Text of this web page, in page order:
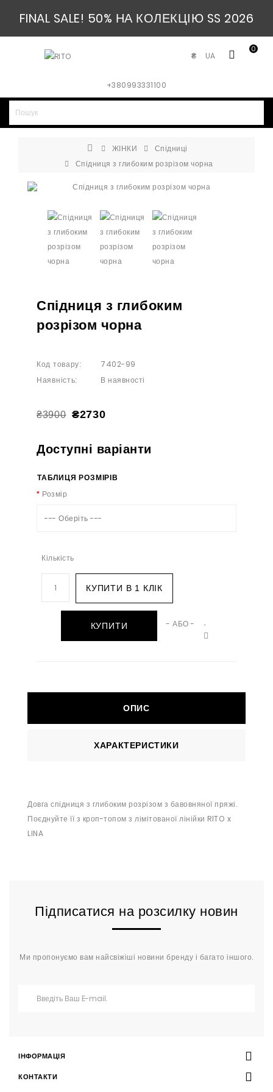
FINAL SALE! 50% НА КОЛЕКЦІЮ SS 2026
0
UA
₴
+380993331100
ЖІНКИ
Спідниці
Спідниця з глибоким розрізом чорна
Спідниця з глибоким
розрізом чорна
Код товару: 7402-99
Наявність: В наявності
₴3900 ₴2730
Доступні варіанти
ТАБЛИЦЯ РОЗМІРІВ
Розмір
--- Оберіть ---
Кількість
КУПИТИ В 1 КЛІК
КУПИТИ - АБО -
ОПИС
ХАРАКТЕРИСТИКИ
Довга спідниця з глибоким розрізом з бавовняної пряжі.
Поєднуйте її з кроп-топом з лімітованої лінійки RITO x
LINA
Підписатися на розсилку новин
Ми пропонуємо вам найсвіжіші новини бренду і багато іншого.
ІНФОРМАЦІЯ
КОНТАКТИ